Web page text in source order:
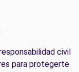
civil
para protegerte